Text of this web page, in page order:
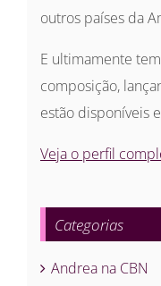
outros países da
E ultimamente
composição,
estão disponíveis
Veja o perfil
Categorias
Andrea na CBN